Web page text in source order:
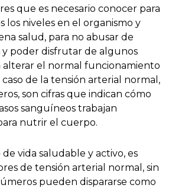
que es necesario conocer para
los niveles en el organismo y
salud, para no abusar de
y poder disfrutar de algunos
alterar el normal funcionamiento
de la tensión arterial normal,
son cifras que indican cómo
sanguíneos trabajan
nutrir el cuerpo.
vida saludable y activo, es
de tensión arterial normal, sin
pueden dispararse como